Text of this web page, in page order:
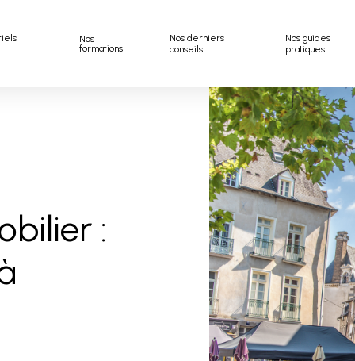
Nos
formations
Nos derniers
conseils
Nos guides
pratiques
: